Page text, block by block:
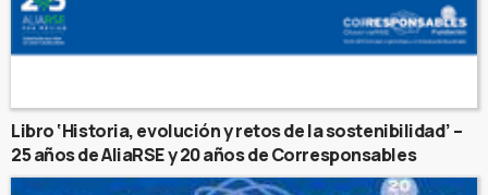
Libro ‘Historia, evolución y retos de la sostenibilidad’ –
25 años de AliaRSE y 20 años de Corresponsables